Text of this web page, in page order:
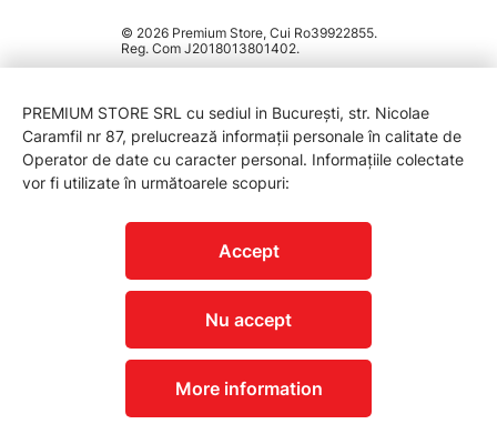
© 2026 Premium Store, Cui Ro39922855.
Reg. Com J2018013801402.
PREMIUM STORE SRL cu sediul in București, str. Nicolae
Caramfil nr 87, prelucrează informații personale în calitate de
Operator de date cu caracter personal. Informațiile colectate
vor fi utilizate în următoarele scopuri:
Accept
Nu accept
More information